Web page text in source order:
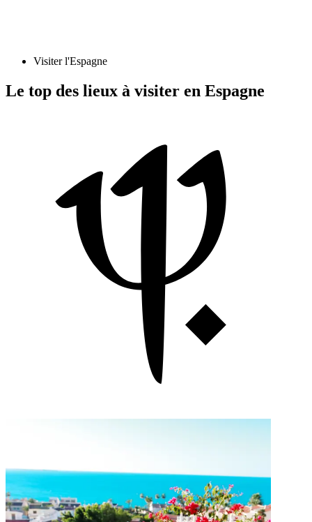
Visiter l'Espagne
Le top des lieux à visiter en Espagne